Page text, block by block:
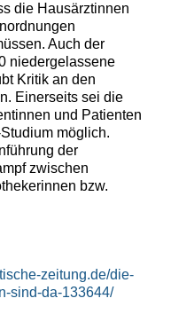
die Hausärztinnen
Auch der
niedergelassene
Kritik an den
Einerseits sei die
und Patienten
möglich.
der
zwischen
bzw.
zeitung.de/die-
sind-da-133644/